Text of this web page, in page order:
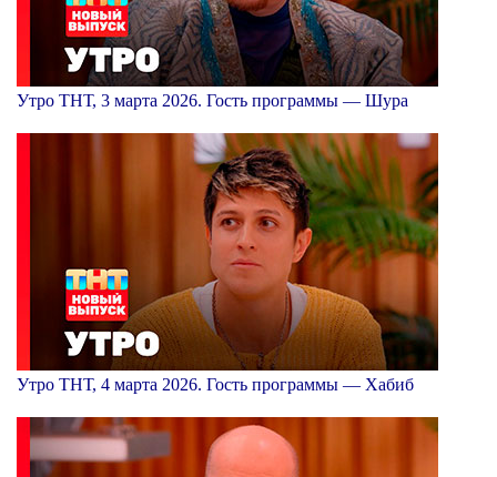
Утро ТНТ, 3 марта 2026. Гость программы — Шура
Утро ТНТ, 4 марта 2026. Гость программы — Хабиб